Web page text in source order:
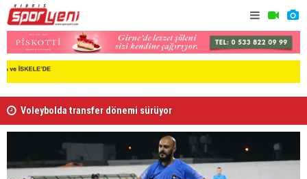
Voleybolda transfer dönemi sürüyor